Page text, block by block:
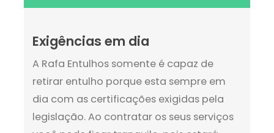
Exigências em dia
A Rafa Entulhos somente é capaz de
retirar entulho porque esta sempre em
dia com as certificações exigidas pela
legislação. Ao contratar os seus serviços